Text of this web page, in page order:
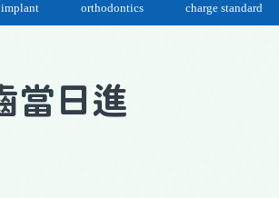
orthodontics charge standard
當日進